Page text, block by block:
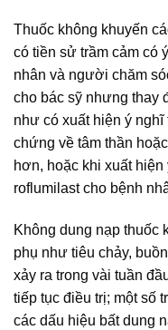
Thuốc không khuyến
có tiền sử trầm cảm có
nhân và người chăm
cho bác sỹ nhưng thay
như có xuất hiện ý
chứng về tâm thần
hơn, hoặc khi xuất
roflumilast cho bệnh
Không dung nạp thuốc
phụ như tiêu chảy,
xảy ra trong vài tuần
tiếp tục điều trị; một số
các dấu hiệu bất dung